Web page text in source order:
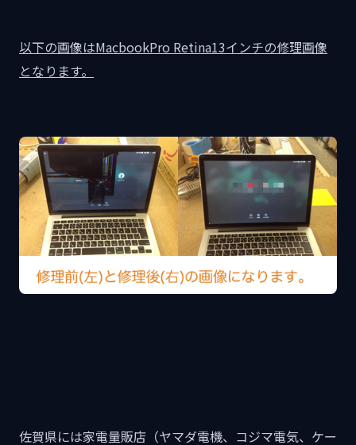
以下の画像はMacbookPro Retina13インチの修理画像
となります。
佐賀県には家電量販店（ヤマダ電機、コジマ電気、ケー